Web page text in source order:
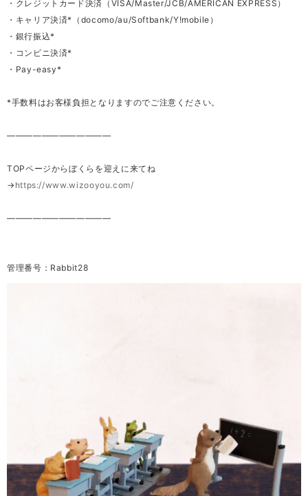
・クレジットカード決済（VISA/Master/JCB/AMERICAN EXPRESS）
・キャリア決済*（docomo/au/Softbank/Y!mobile）
・銀行振込*
・コンビニ決済*
・Pay-easy*
*手数料はお客様負担となりますのでご注意ください。
————————————
TOPページからぼくらを迎えに来てね
→ https://www.wizooyou.com/
————————————
管理番号：Rabbit28